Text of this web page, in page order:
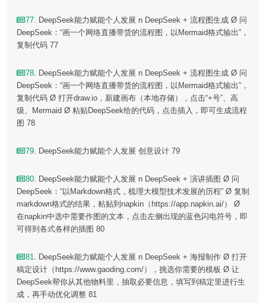
77. DeepSeek能力赋能个人发展 n DeepSeek + 流程图生成 Ø 问
DeepSeek：“画一个网络直播带货的流程图，以Mermaid格式输出”，
复制代码 77
78. DeepSeek能力赋能个人发展 n DeepSeek + 流程图生成 Ø 问
DeepSeek：“画一个网络直播带货的流程图，以Mermaid格式输出”，
复制代码 Ø 打开draw.io，新建画布（本地存储），点击“+号”、高
级、Mermaid Ø 粘贴DeepSeek给的代码，点击插入，即可生成流程
图 78
79. DeepSeek能力赋能个人发展 创意设计 79
80. DeepSeek能力赋能个人发展 n DeepSeek + 演讲插图 Ø 问
DeepSeek：“以Markdown格式，梳理大模型技术发展的历程” Ø 复制
markdown格式的结果，粘贴到napkin（https://app.napkin.ai/） Ø
在napkin中选中需要作图的文本，点击左侧出现的蓝色闪电符号，即
可得到各式各样的插图 80
81. DeepSeek能力赋能个人发展 n DeepSeek + 海报制作 Ø 打开
稿定设计（https://www.gaoding.com/），挑选你需要的模板 Ø 让
DeepSeek帮你从其他物料里，抽取必要信息，填写到稿定里进行生
成，再手动优化调整 81